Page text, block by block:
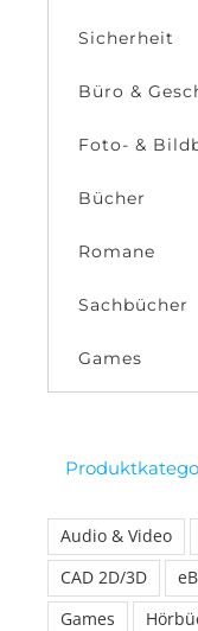
Sicherheit
Büro &
Foto- &
Bücher
Romane
Sachbücher
Games
Audio & Video
CAD 2D/3D
Games